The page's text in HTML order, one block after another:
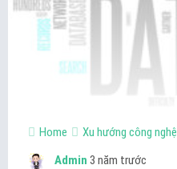
Home Xu hướng công nghệ
Admin 3 năm trước